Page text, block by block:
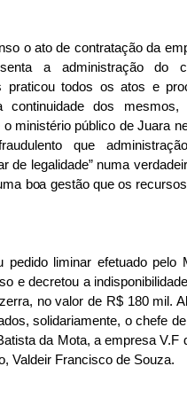
a administração do
praticou todos os atos e
dos mesmos,
ministério público de Juara
que
de legalidade” numa
boa gestão que os
e decretou a
no valor de R$ 180 mil.
solidariamente, o chefe
da Mota, a empresa V.F
Valdeir Francisco de Souza.